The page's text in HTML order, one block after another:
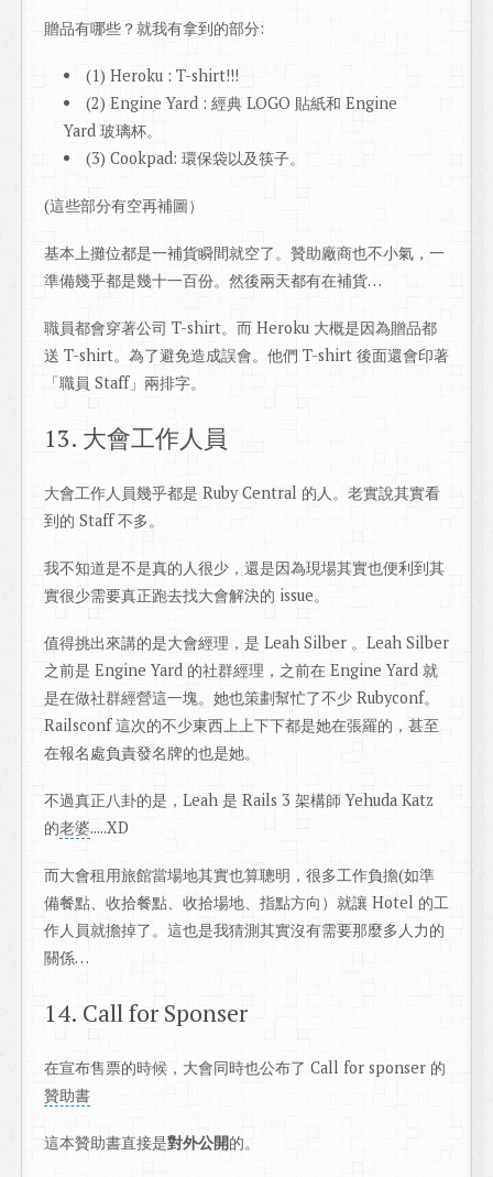
贈品有哪些？就我有拿到的部分:
(1) Heroku : T-shirt!!!
(2) Engine Yard : 經典 LOGO 貼紙和 Engine
Yard 玻璃杯。
(3) Cookpad: 環保袋以及筷子。
(這些部分有空再補圖）
基本上攤位都是一補貨瞬間就空了。贊助廠商也不小氣，一
準備幾乎都是幾十一百份。然後兩天都有在補貨…
職員都會穿著公司 T-shirt。而 Heroku 大概是因為贈品都
送 T-shirt。為了避免造成誤會。他們 T-shirt 後面還會印著
「職員 Staff」兩排字。
13. 大會工作人員
大會工作人員幾乎都是 Ruby Central 的人。老實說其實看
到的 Staff 不多。
我不知道是不是真的人很少，還是因為現場其實也便利到其
實很少需要真正跑去找大會解決的 issue。
值得挑出來講的是大會經理，是 Leah Silber 。Leah Silber
之前是 Engine Yard 的社群經理，之前在 Engine Yard 就
是在做社群經營這一塊。她也策劃幫忙了不少 Rubyconf。
Railsconf 這次的不少東西上上下下都是她在張羅的，甚至
在報名處負責發名牌的也是她。
不過真正八卦的是，Leah 是 Rails 3 架構師 Yehuda Katz
的老婆.....XD
而大會租用旅館當場地其實也算聰明，很多工作負擔(如準
備餐點、收拾餐點、收拾場地、指點方向）就讓 Hotel 的工
作人員就擔掉了。這也是我猜測其實沒有需要那麼多人力的
關係…
14. Call for Sponser
在宣布售票的時候，大會同時也公布了 Call for sponser 的
贊助書
這本贊助書直接是對外公開的。